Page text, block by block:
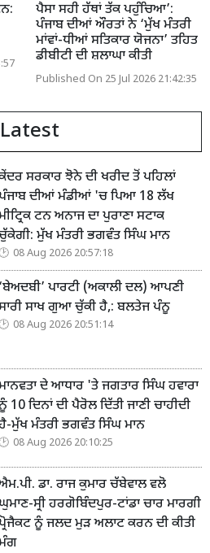
ਪੈਸਾ ਸਹੀ ਹੱਥਾਂ ਤੱਕ ਪਹੁੰਚਿਆ’:
ਪੰਜਾਬ ਦੀਆਂ ਔਰਤਾਂ ਨੇ ‘ਮੁੱਖ ਮੰਤਰੀ
ਮਾਂਵਾਂ-ਧੀਆਂ ਸਤਿਕਾਰ ਯੋਜਨਾ’ ਤਹਿਤ
ਡੀਬੀਟੀ ਦੀ ਸ਼ਲਾਘਾ ਕੀਤੀ
Published On 25 Jul 2026 21:42:35
Latest
ਸਰਕਾਰ ਝੋਨੇ ਦੀ ਖਰੀਦ ਤੋਂ ਪਹਿਲਾਂ
ਦੀਆਂ ਮੰਡੀਆਂ 'ਚ ਪਿਆ 18 ਲੱਖ
ਟਨ ਅਨਾਜ ਦਾ ਪੁਰਾਣਾ ਸਟਾਕ
ਮੁੱਖ ਮੰਤਰੀ ਭਗਵੰਤ ਸਿੰਘ ਮਾਨ
08 Aug 2026 20:57:18
‘ਬੇਅਦਬੀ’ ਪਾਰਟੀ (ਅਕਾਲੀ ਦਲ) ਆਪਣੀ
ਸਾਖ ਗੁਆ ਚੁੱਕੀ ਹੈ,: ਬਲਤੇਜ ਪੰਨੂ
08 Aug 2026 20:51:14
ਦੇ ਆਧਾਰ 'ਤੇ ਜਗਤਾਰ ਸਿੰਘ ਹਵਾਰਾ
10 ਦਿਨਾਂ ਦੀ ਪੈਰੋਲ ਦਿੱਤੀ ਜਾਣੀ ਚਾਹੀਦੀ
ਮੁੱਖ ਮੰਤਰੀ ਭਗਵੰਤ ਸਿੰਘ ਮਾਨ
08 Aug 2026 20:10:25
ਡਾ. ਰਾਜ ਕੁਮਾਰ ਚੱਬੇਵਾਲ ਵਲੋ
ਸ੍ਰੀ ਹਰਗੋਬਿੰਦਪੁਰ-ਟਾਂਡਾ ਚਾਰ ਮਾਰਗੀ
ਨੂੰ ਜਲਦ ਮੁੜ ਅਲਾਟ ਕਰਨ ਦੀ ਕੀਤੀ